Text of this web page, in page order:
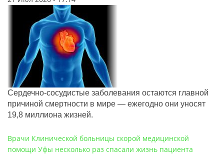
Сердечно-сосудистые заболевания остаются главной
причиной смертности в мире — ежегодно они уносят
19,8 миллиона жизней.
Врачи Клинической больницы скорой медицинской
помощи Уфы несколько раз спасали жизнь пациента